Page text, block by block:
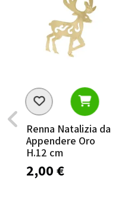
Renna Natalizia da
Appendere Oro
H.12 cm
2,00 €